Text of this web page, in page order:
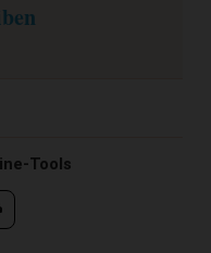
Tools